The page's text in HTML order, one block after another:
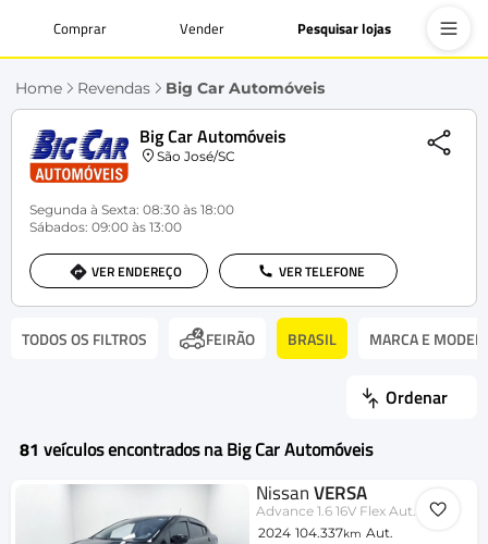
Comprar Vender Pesquisar lojas
Home Revendas Big Car Automóveis
Big Car Automóveis
São José/SC
Segunda à Sexta: 08:30 às 18:00
Sábados: 09:00 às 13:00
VER ENDEREÇO VER TELEFONE
TODOS OS FILTROS FEIRÃO BRASIL MARCA E
Ordenar
81 veículos encontrados na Big Car Automóveis
NissanVERSA
Advance 1.6 16V Flex Aut.
2024 104.337km Aut.